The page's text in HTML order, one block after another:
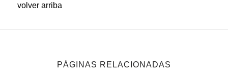
volver arriba
PÁGINAS RELACIONADAS